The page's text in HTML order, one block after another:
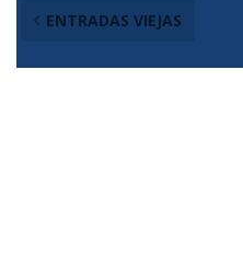
ENTRADAS VIEJAS